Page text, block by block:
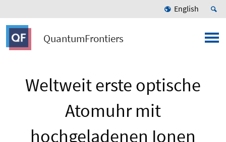
English
QuantumFrontiers
Weltweit erste optische
Atomuhr mit
hochgeladenen Ionen